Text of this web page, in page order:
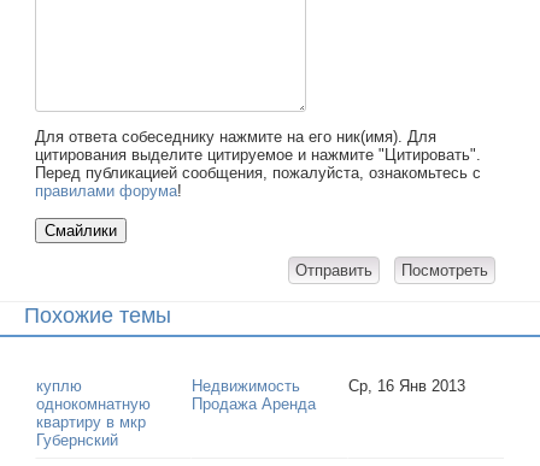
Для ответа собеседнику нажмите на его ник(имя). Для
цитирования выделите цитируемое и нажмите "Цитировать".
Перед публикацией сообщения, пожалуйста, ознакомьтесь с
правилами форума!
Похожие темы
куплю
однокомнатную
квартиру в мкр
Губернский
Недвижимость
Продажа Аренда
Ср, 16 Янв 2013